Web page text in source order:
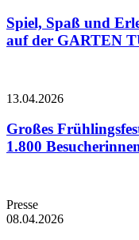
Spiel, Spaß und
auf der GARTEN
13.04.2026
Großes
1.800
Presse
08.04.2026